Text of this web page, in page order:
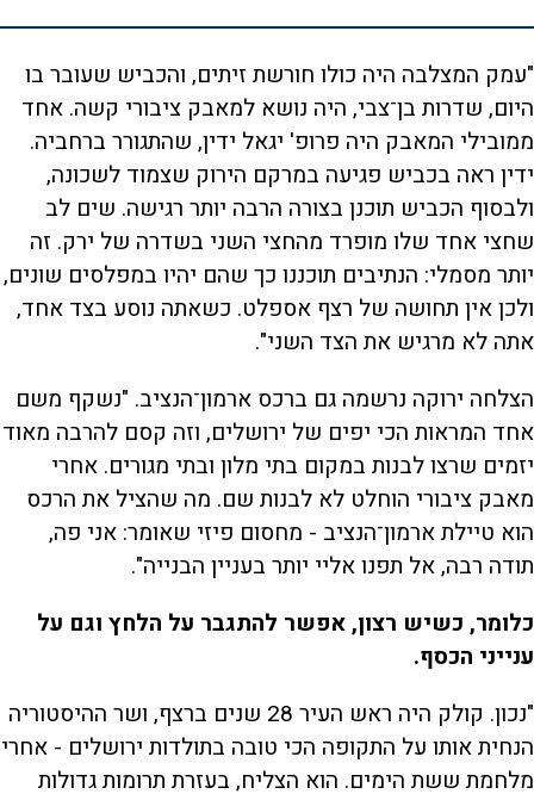
"עמק המצלבה היה כולו חורשת זיתים, והכביש שעובר בו
היום, שדרות בן־צבי, היה נושא למאבק ציבורי קשה. אחד
ממובילי המאבק היה פרופ' יגאל ידין, שהתגורר ברחביה.
ידין ראה בכביש פגיעה במרקם הירוק שצמוד לשכונה,
ולבסוף הכביש תוכנן בצורה הרבה יותר רגישה. שים לב
שחצי אחד שלו מופרד מהחצי השני בשדרה של ירק. זה
יותר מסמלי: הנתיבים תוכננו כך שהם יהיו במפלסים שונים,
ולכן אין תחושה של רצף אספלט. כשאתה נוסע בצד אחד,
אתה לא מרגיש את הצד השני".
הצלחה ירוקה נרשמה גם ברכס ארמון־הנציב. "נשקף משם
אחד המראות הכי יפים של ירושלים, וזה קסם להרבה מאוד
יזמים שרצו לבנות במקום בתי מלון ובתי מגורים. אחרי
מאבק ציבורי הוחלט לא לבנות שם. מה שהציל את הרכס
הוא טיילת ארמון־הנציב - מחסום פיזי שאומר: אני פה,
תודה רבה, אל תפנו אליי יותר בעניין הבנייה".
כלומר, כשיש רצון, אפשר להתגבר על הלחץ וגם על
ענייני הכסף.
"נכון. קולק היה ראש העיר 28 שנים ברצף, ושר ההיסטוריה
הנחית אותו על התקופה הכי טובה בתולדות ירושלים - אחרי
מלחמת ששת הימים. הוא הצליח, בעזרת תרומות גדולות